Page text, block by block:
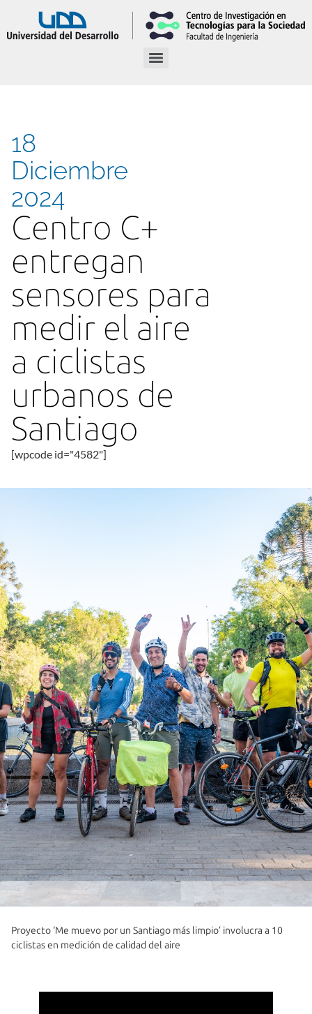
18
Diciembre
2024
Centro C+
entregan
sensores para
medir el aire
a ciclistas
urbanos de
Santiago
[wpcode id="4582"]
Proyecto ‘Me muevo por un Santiago más limpio’ involucra a 10
ciclistas en medición de calidad del aire